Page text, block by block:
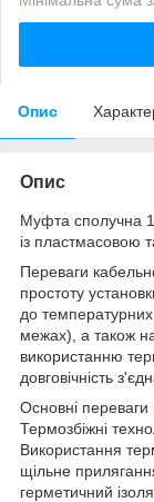
Опис
Опис
Муфта сполучна
із пластмасовою
Переваги
простоту
до
межах), а також
використанню
довговічність
Основні
Термозбіжні
Використання
щільне
герметичний